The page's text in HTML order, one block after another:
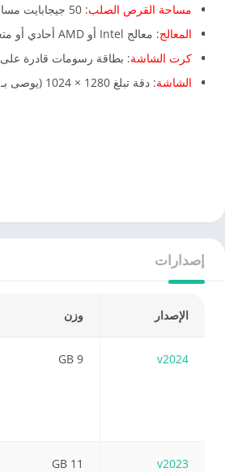
مساحة القرص الصلب: 50 جيجابايت مساحة خالية على القرص (مساحة إضافية مطلوبة للتثبيت وملفات المشروع)
المعالج: معالج Intel أو AMD أحادي أو متعدد النوى بسرعة 2.5 GHz أو أعلى.
كرت الشاشة: بطاقة رسومات قادرة على DirectX® 11 مع ذاكرة GPU سعة 1 جيجابايت (يوصى بـ 4 جيجابايت أو أكثر).
الشاشة: دقة تبلغ 1280 × 1024 (يوصى بـ 1920 × 1080 أو أعلى)
إصدارات
الإصدار وزن
v2024
9 GB
v2023
11 GB